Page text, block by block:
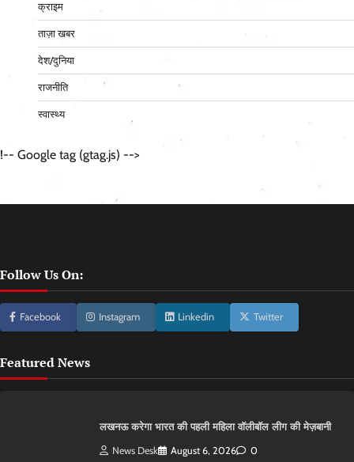
क्राइम
ताज़ा खबर
देश/दुनिया
राजनीति
स्वास्थ्य
!-- Google tag (gtag.js) -->
Follow Us On:
Facebook Instagram Linkedin Twitter
Featured News
लखनऊ करेगा भारत की पहली महिला वॉलीबॉल लीग की मेज़बानी
News Desk August 6, 2026 0